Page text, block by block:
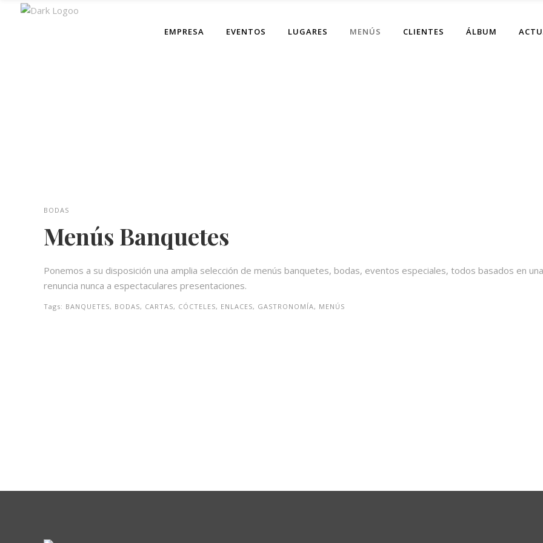
EMPRESA EVENTOS LUGARES MENÚS CLIENTES ÁLBUM
BODAS
Menús Banquetes
Ponemos a su disposición una amplia selección de menús banquetes, bodas, eventos especiales, todos basados en
renuncia nunca a espectaculares presentaciones.
Tags: BANQUETES, BODAS, CARTAS, CÓCTELES, ENLACES, GASTRONOMÍA, MENÚS